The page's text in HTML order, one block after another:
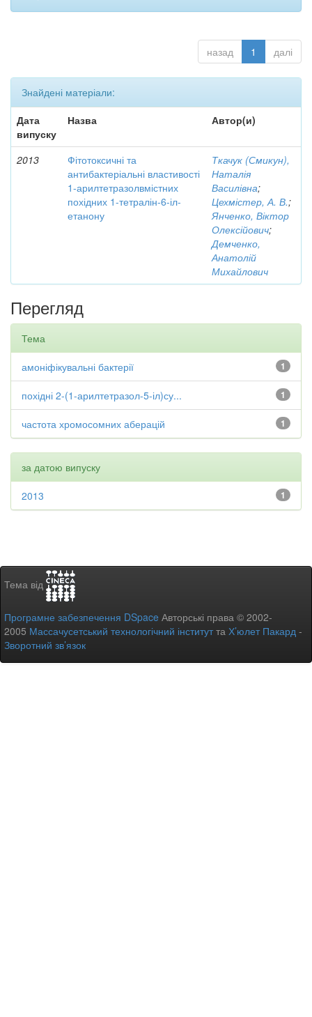
назад 1 далі
Знайдені матеріали:
Дата
випуску
Назва Автор(и)
2013
Фітотоксичні та
антибактеріальні властивості
1-арилтетразолвмістних
похідних 1-тетралін-6-іл-
етанону
Ткачук (Смикун),
Наталія
Василівна;
Цехмістер, А. В.;
Янченко, Віктор
Олексійович;
Демченко,
Анатолій
Михайлович
Перегляд
Тема
1
амоніфікувальні бактерії
1
похідні 2-(1-арилтетразол-5-іл)су...
1
частота хромосомних аберацій
за датою випуску
1
2013
Тема від
Програмне забезпечення DSpace Авторські права © 2002-
2005 Массачусетський технологічний інститутта Х’юлет Пакард -
Зворотний зв’язок